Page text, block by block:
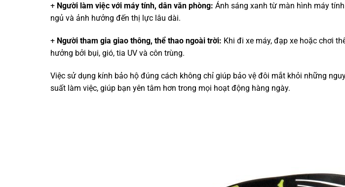
+ Người làm việc với máy tính, dân văn phòng: Ánh sáng xanh từ màn hình máy
ngủ và ảnh hưởng đến thị lực lâu dài.
+ Người tham gia giao thông, thể thao ngoài trời: Khi đi xe máy, đạp xe hoặc chơi
hưởng bởi bụi, gió, tia UV và côn trùng.
Việc sử dụng kính bảo hộ đúng cách không chỉ giúp bảo vệ đôi mắt khỏi những
suất làm việc, giúp bạn yên tâm hơn trong mọi hoạt động hàng ngày.